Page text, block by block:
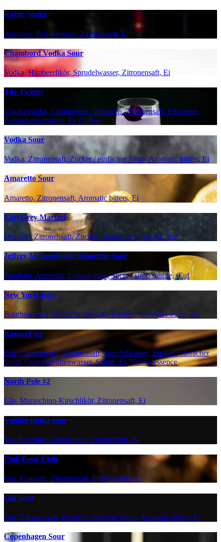
Rattle Snake
Absinthe, Rye whiskey, Zitronensaft, Ei
Chambord Vodka Sour
Vodka, Himbeerlikör, Sprudelwasser, Zitronensaft, Ei
The Twiggy
Vanilla vodka, Champagne / prosecco, Zitronensaft, Erbsentee,
Passionsfruchtsirup, Ei, Coffee
Vodka Sour
Vodka, Zitronensaft, Zucker / einfacher Sirup, Aromatic bitters, Ei
Amaretto Sour
Amaretto, Zitronensaft, Aromatic bitters, Ei
Earl Grey Martini
Dry Gin, Zitronensaft, Zucker / einfacher Sirup, Ei, Tee
Jeffrey Morgenthaler Amaretto Sour
Bourbon, Amaretto, Lemon juice, Sucre / sirop simple, Œuf
New York Sour
Bourbon, Red wine, Zitronensaft, Zucker / einfacher Sirup, Ei
Ramos Fizz
Gin, Limettensaft, Zitronensaft, Sprudelwasser, Zucker / einfacher
Sirup, Orangenblütenwasser, Sahne, Ei, Vanilla essence
North Pole #2
Gin, Maraschino-Kirschlikör, Zitronensaft, Ei
Vanilla vodka sour
Vanilla vodka, Vanillelikör, Zitronensaft, Ei
Pink Pony Club
Gin, Campari, Zitronensaft, Erdbeersirup, Ei
Gin Sour
Gin, Zitronensaft, Zucker / einfacher Sirup, Aromatic bitters, Ei
Copenhagen Sour